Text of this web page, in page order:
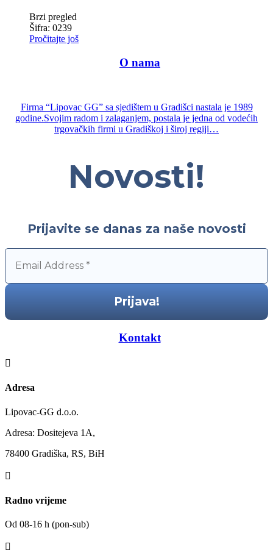
Brzi pregled
Šifra: 0239
Pročitajte još
O nama
Firma “Lipovac GG” sa sjedištem u Gradišci nastala je 1989
godine.Svojim radom i zalaganjem, postala je jedna od vodećih
trgovačkih firmi u Gradiškoj i široj regiji…
Novosti!
Prijavite se danas za naše novosti
Kontakt—–

Adresa
Lipovac-GG d.o.o.
Adresa: Dositejeva 1A,
78400 Gradiška, RS, BiH

Radno vrijeme
Od 08-16 h (pon-sub)
